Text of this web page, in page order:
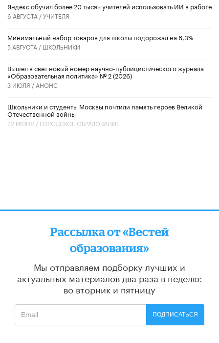
​Яндекс обучил более 20 тысяч учителей использовать ИИ в работе
6 АВГУСТА /УЧИТЕЛЯ
Минимальный набор товаров для школы подорожал на 6,3%
5 АВГУСТА / ШКОЛЬНИКИ
Вышел в свет новый номер научно-публицистического журнала
«Образовательная политика» № 2 (2026)
3 ИЮЛЯ / АНОНС
Школьники и студенты Москвы почтили память героев Великой
Отечественной войны
22 ИЮНЯ / ГОРОДСКОЕ ОБРАЗОВАНИЕ
Рассылка от «Вестей
образования»
Мы отправляем подборку лучших и
актуальных материалов два раза в неделю:
во вторник и пятницу
ПОДПИСАТЬСЯ